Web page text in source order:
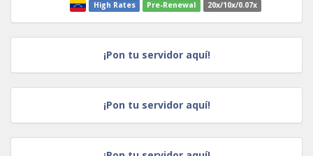
High Rates Pre-Renewal 20x/10x/0.07x
¡Pon tu servidor aquí!
¡Pon tu servidor aquí!